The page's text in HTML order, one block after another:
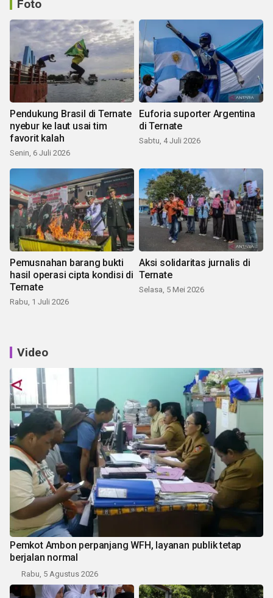
Foto
Pendukung Brasil di Ternate
nyebur ke laut usai tim
favorit kalah
Senin, 6 Juli 2026
Euforia suporter Argentina
di Ternate
Sabtu, 4 Juli 2026
Pemusnahan barang bukti
hasil operasi cipta kondisi di
Ternate
Rabu, 1 Juli 2026
Aksi solidaritas jurnalis di
Ternate
Selasa, 5 Mei 2026
Video
Pemkot Ambon perpanjang WFH, layanan publik tetap
berjalan normal
Rabu, 5 Agustus 2026